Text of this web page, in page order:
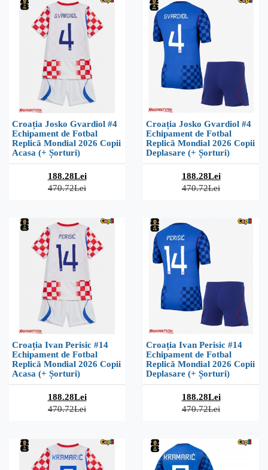
Croația Josko Gvardiol #4
Echipament de Fotbal
Replică Mondial 2026 Copii
Acasa (+ Șorturi)
188.28Lei
470.72Lei
Croația Josko Gvardiol #4
Echipament de Fotbal
Replică Mondial 2026 Copii
Deplasare (+ Șorturi)
188.28Lei
470.72Lei
Croația Ivan Perisic #14
Echipament de Fotbal
Replică Mondial 2026 Copii
Acasa (+ Șorturi)
188.28Lei
470.72Lei
Croația Ivan Perisic #14
Echipament de Fotbal
Replică Mondial 2026 Copii
Deplasare (+ Șorturi)
188.28Lei
470.72Lei